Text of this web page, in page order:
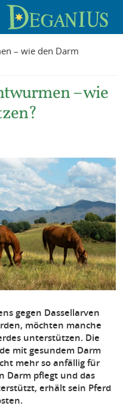
– wie den Darm
– wie
gegen Dassellarven
möchten manche
unterstützen. Die
mit gesundem Darm
mehr so anfällig für
Darm pflegt und das
erhält sein Pferd